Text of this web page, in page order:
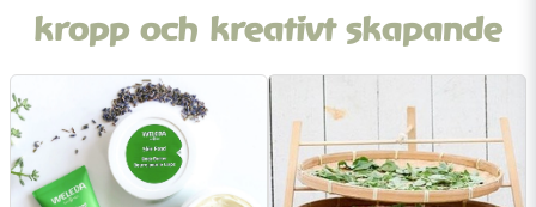
kropp och kreativt skapande